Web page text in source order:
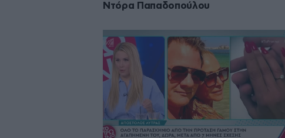
Ντόρα Παπαδοπούλου